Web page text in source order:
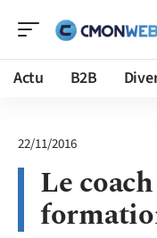
Actu B2B
22/11/2016
Le